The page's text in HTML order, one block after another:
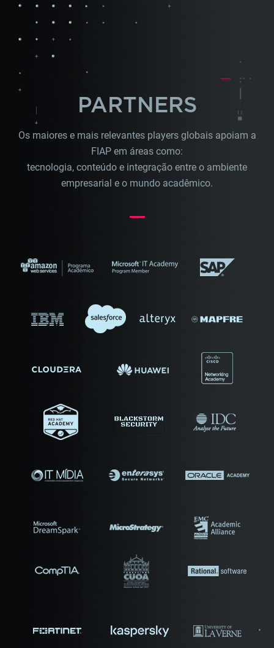
PARTNERS
Os maiores e mais relevantes players globais apoiam a
FIAP em áreas como:
tecnologia, conteúdo e integração entre o ambiente
empresarial e o mundo acadêmico.